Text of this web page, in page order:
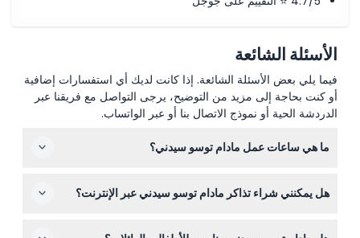
الأسئلة الشائعة
فيما يلي بعض الأسئلة الشائعة. إذا كانت لديك أي استفسارات إضافية
أو كنت بحاجة إلى مزيد من التوضيح، يرجى التواصل مع فريقنا عبر
الدردشة الحية أو نموذج الاتصال بنا أو عبر الواتساب.
ما هي ساعات عمل مادام توسو سيدني؟
حتى 5:00 مساءً، مع آخر دخول في الساعة 4:00 مساءً (قد
هل يمكنني شراء تذاكر مادام توسو سيدني عبر الإنترنت؟